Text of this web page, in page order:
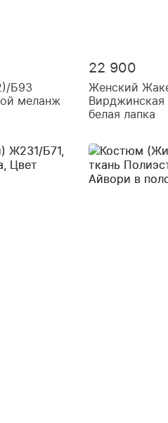
Б93
меланж
22 900
Женский
белая лапка